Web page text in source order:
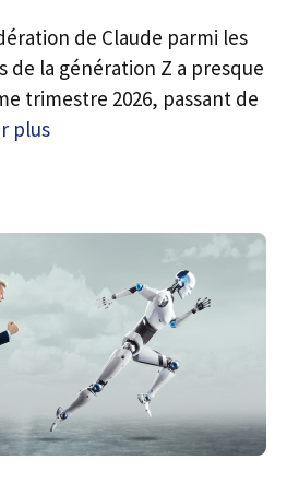
de Claude parmi les
de la génération Z a presque
trimestre 2026, passant de
plus